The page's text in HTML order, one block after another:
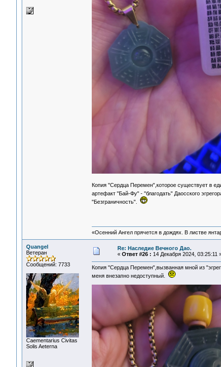
Копия "Сердца Перемен",которое существует в
артефакт "Бай-Фу" - "благодать" Даосского
"Безграничность".
«Осенний Ангел прячется в дождях. В листве
Quangel
Ветеран
Сообщений: 7733
Сaementarius Civitas
Solis Aeterna
Re: Наследие Вечного Дао.
« Ответ #26 : 14 Декабря 2024, 03:25:11
Копия "Сердца Перемен",вызванная мной из
меня внезапно недоступный.